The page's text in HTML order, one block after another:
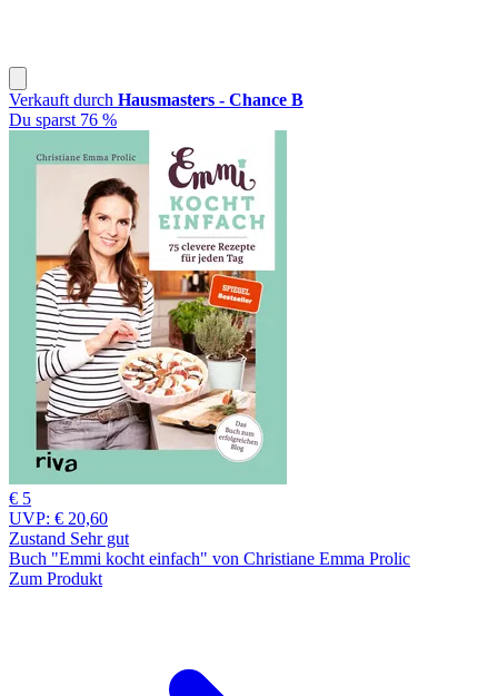
Verkauft durch Hausmasters - Chance B
Du sparst 76 %
€ 5
UVP: € 20,60
Zustand Sehr gut
Buch "Emmi kocht einfach" von Christiane Emma Prolic
Zum Produkt